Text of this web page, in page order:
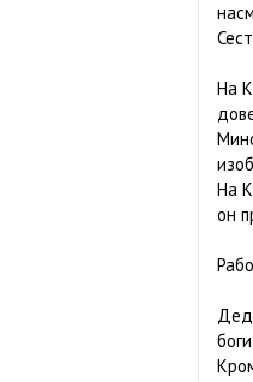
На
На
он